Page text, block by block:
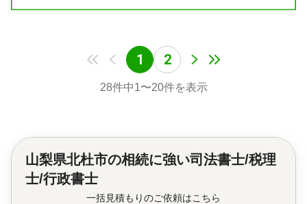
1 2
28件中1〜20件を表示
山梨県北杜市の相続に強い司法書士/税理
士/行政書士
一括見積もりのご依頼はこちら